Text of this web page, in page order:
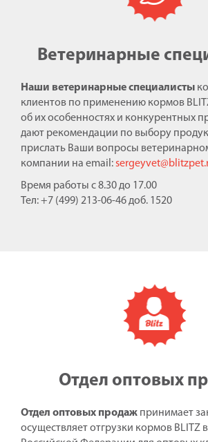
Ветеринарные
Наши ветеринарные специалисты
клиентов по применению кормов
об их особенностях и конкурентных
дают рекомендации по выбору
прислать Ваши вопросы
компании на email:
Время работы с 8.30 до 17.00
Тел: +7 (499) 213-06-46 доб. 1520
Отдел оптовых
Отдел оптовых продаж принимает
осуществляет отгрузки кормов BLITZ